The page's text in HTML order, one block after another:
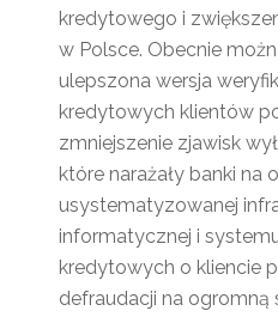
kredytowego i
w Polsce. Obecnie
ulepszona wersja
kredytowych klientów
zmniejszenie zjawisk
które narażały banki na
usystematyzowanej
informatycznej i
kredytowych o kliencie
defraudacji na ogromną